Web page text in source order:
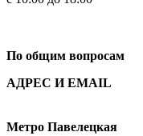
По общим вопросам
АДРЕС И EMAIL
Метро Павелецкая